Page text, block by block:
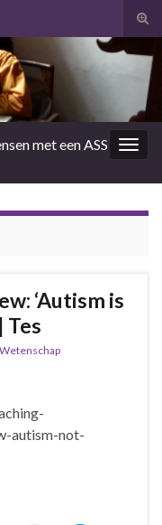
met een ASS
‘Autism is
Tes
Wetenschap
autism-not-